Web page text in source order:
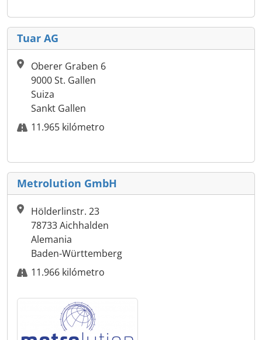
Tuar AG
Oberer Graben 6
9000 St. Gallen
Suiza
Sankt Gallen
11.965 kilómetro
Metrolution GmbH
Hölderlinstr. 23
78733 Aichhalden
Alemania
Baden-Württemberg
11.966 kilómetro